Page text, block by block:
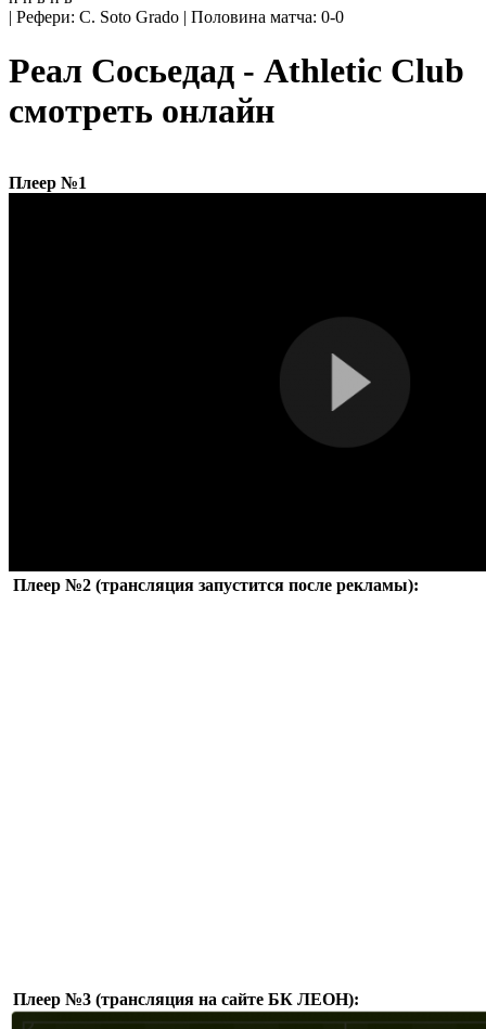
| Рефери: C. Soto Grado | Половина матча: 0-0
Реал Сосьедад - Athletic Club
смотреть онлайн
Плеер №1
Плеер №2 (трансляция запустится после рекламы):
Плеер №3 (трансляция на сайте БК ЛЕОН):